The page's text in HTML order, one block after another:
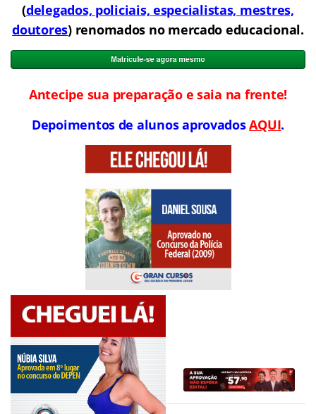
(delegados, policiais, especialistas, mestres,
doutores) renomados no mercado educacional.
Antecipe sua preparação e saia na frente!
Depoimentos de alunos aprovadosAQUI.